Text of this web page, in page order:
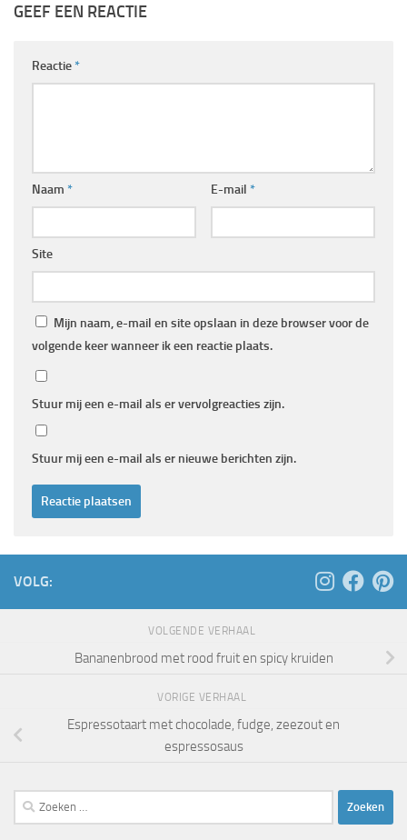
GEEF EEN REACTIE
Reactie*
Naam * E-mail *
Site
Mijn naam, e-mail en site opslaan in deze browser voor de
volgende keer wanneer ik een reactie plaats.
Stuur mij een e-mail als er vervolgreacties zijn.
Stuur mij een e-mail als er nieuwe berichten zijn.
VOLG:
VOLGENDE VERHAAL
Bananenbrood met rood fruit en spicy kruiden
VORIGE VERHAAL
Espressotaart met chocolade, fudge, zeezout en
espressosaus
Zoeken
naar: